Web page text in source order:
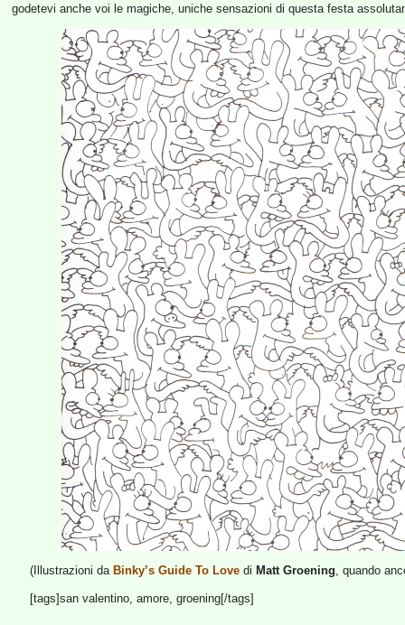
godetevi anche voi le magiche, uniche sensazioni di questa festa
(Illustrazioni da Binky’s Guide To Lovedi Matt Groening, quando
[tags]san valentino, amore, groening[/tags]